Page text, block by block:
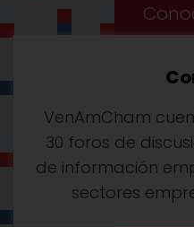
VenAmCham
30 foros de
de información
sectores